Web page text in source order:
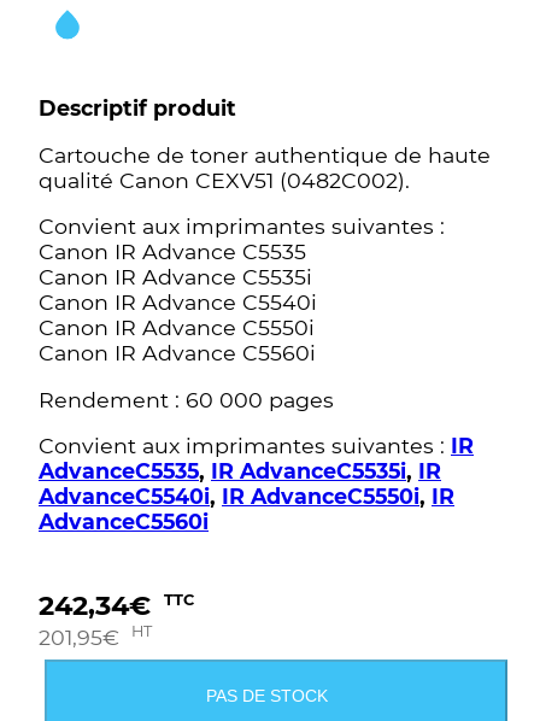
Descriptif produit
Cartouche de toner authentique de haute
qualité Canon CEXV51 (0482C002).
Convient aux imprimantes suivantes :
Canon IR Advance C5535
Canon IR Advance C5535i
Canon IR Advance C5540i
Canon IR Advance C5550i
Canon IR Advance C5560i
Rendement : 60 000 pages
Convient aux imprimantes suivantes : IR
AdvanceC5535, IR AdvanceC5535i, IR
AdvanceC5540i, IR AdvanceC5550i, IR
AdvanceC5560i
242,34€ TTC
201,95€ HT
PAS DE STOCK